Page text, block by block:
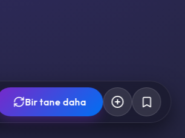
Bir tane daha